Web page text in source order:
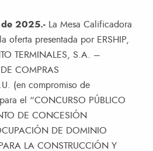
de 2025.- La Mesa Calificadora
oferta presentada por ERSHIP,
TERMINALES, S.A. –
COMPRAS
(en compromiso de
el “CONCURSO PÚBLICO
DE CONCESIÓN
DE DOMINIO
LA CONSTRUCCIÓN Y